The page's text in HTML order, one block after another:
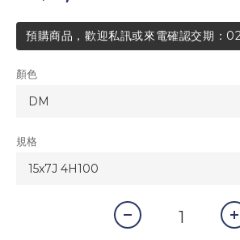
預購商品，歡迎私訊或來電確認交期：
顏色
規格